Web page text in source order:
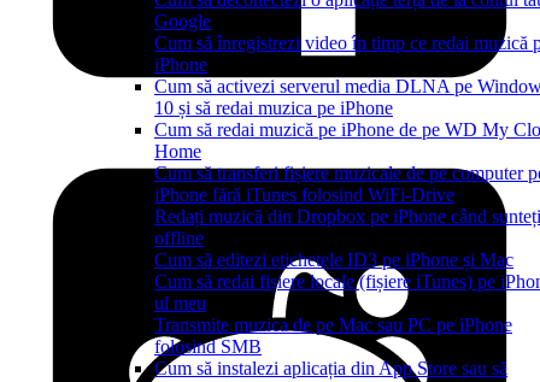
Google
Cum să înregistrezi video în timp ce redai muzică
iPhone
Cum să activezi serverul media DLNA pe
10 și să redai muzica pe iPhone
Cum să redai muzică pe iPhone de pe WD My
Home
Cum să transferi fișiere muzicale de pe computer
iPhone fără iTunes folosind WiFi-Drive
Redați muzică din Dropbox pe iPhone când sunteți
offline
Cum să editezi etichetele ID3 pe iPhone și Mac
Cum să redai fișiere locale (fișiere iTunes) pe
ul meu
Transmite muzica de pe Mac sau PC pe iPhone
folosind SMB
Cum să instalezi aplicația din App Store sau să